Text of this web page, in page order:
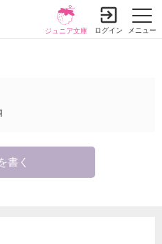
メニュー
ジュニア文庫 ログイン
書く